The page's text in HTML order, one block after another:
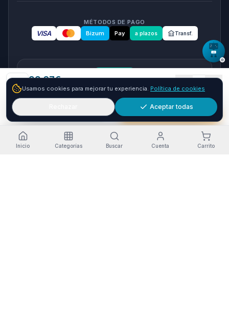
33.67€
Envío GRATIS 24-48h
Comprar ya
MÉTODOS DE PAGO
VISA Bizum Pay a plazos Transf.
seQura
Paga a plazos con seQura
Fracciona tu compra en 3, 6 o 12 plazos. Financiacion sujeta
a aprobacion por seQura. Sin papeleo y con respuesta
inmediata.
Como funciona
Usamos cookies para mejorar tu experiencia. Política de cookies
Aceptar todas
Inicio Categorías Buscar Cuenta Carrito